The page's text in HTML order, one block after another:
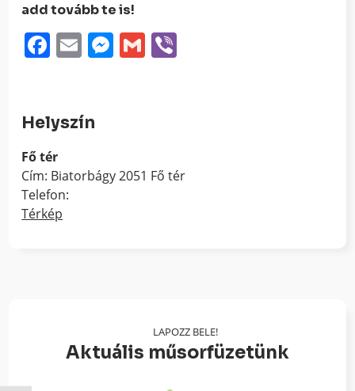
add tovább te is!
Facebook
EmailMessenger
Gmail
Helyszín
Fő tér
Cím: Biatorbágy 2051 Fő tér
Telefon:
Térkép
LAPOZZ BELE!
Aktuális műsorfüzetünk